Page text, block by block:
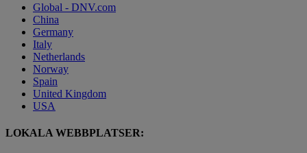
Global - DNV.com
China
Germany
Italy
Netherlands
Norway
Spain
United Kingdom
USA
LOKALA WEBBPLATSER: